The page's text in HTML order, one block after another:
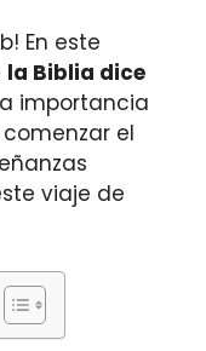
En este
la Biblia dice
importancia
el
viaje de